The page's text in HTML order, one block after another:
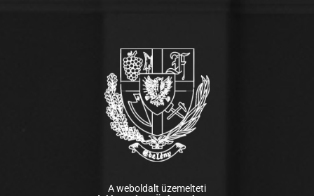
A weboldalt üzemelteti